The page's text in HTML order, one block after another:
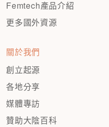
Femtech產品介紹
更多國外資源
關於我們
創立起源
各地分享
媒體專訪
贊助大陰百科